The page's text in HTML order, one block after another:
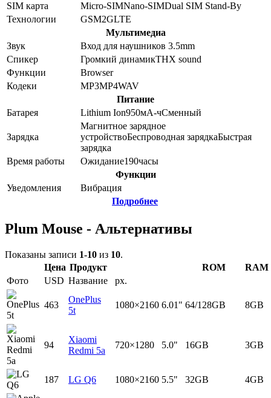
SIM карта
Micro-SIMNano-SIMDual SIM Stand-By
Технологии
GSM2GLTE
Мультимедиа
Звук
Вход для наушников 3.5mm
Спикер
Громкий динамикTHX sound
Функции
Browser
Кодеки
MP3MP4WAV
Питание
Батарея
Lithium Ion950мА-чСменный
Зарядка
Магнитное зарядное
устройствоБеспроводная зарядкаБыстрая
зарядка
Время работы
Ожидание190часы
Функции
Уведомления
Вибрация
Подробнее
Plum Mouse - Альтернативы
Показаны записи 1-10 из 10.
Цена Продукт ROM
RAM
Фото
USD Название px.
463
OnePlus
5t
1080×2160 6.01" 64/128GB 8GB
94
Xiaomi
Redmi 5a
720×1280 5.0" 16GB 3GB
187 LG Q6 1080×2160 5.5" 32GB 4GB